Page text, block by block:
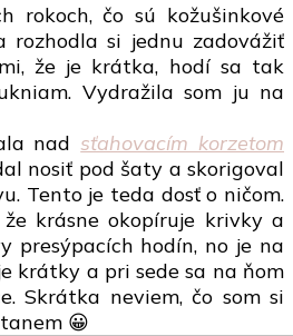
rokoch, čo sú kožušinkové
rozhodla si jednu zadovážiť
že je krátka, hodí sa tak
Vydražila som ju na
nad sťahovacím korzetom
nosiť pod šaty a skorigoval
Tento je teda dosť o ničom.
krásne okopíruje krivky a
presýpacích hodín, no je na
krátky a pri sede sa na ňom
Skrátka neviem, čo som si
😀